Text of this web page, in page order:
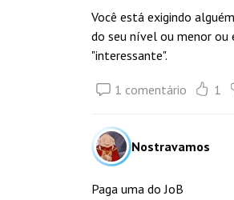
Você está exigindo
do seu nível ou menor ou
"interessante".
1 comentário 1
Nostravamos
Paga uma do JoB